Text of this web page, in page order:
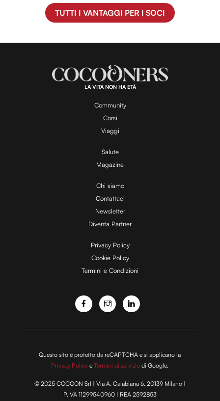
TUTTI I VANTAGGI PER I SOCI
LA VITA NON HA ETÀ
Community
Corsi
Viaggi
Salute
Magazine
Chi siamo
Contattaci
Newsletter
Diventa Partner
Privacy Policy
Cookie Policy
Termini e Condizioni
Questo sito è protetto da reCAPTCHA e si applicano la
Privacy Policy eTermini di servizio di Google.
© 2025 COCOON Srl | Via A. Calabiana 6, 20139 Milano |
P.IVA 11299540960 | REA 2592853